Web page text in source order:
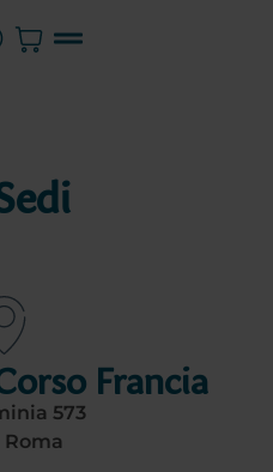
Francia
573
Roma